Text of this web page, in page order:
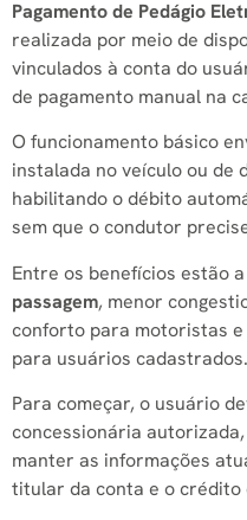
Pagamento de Pedágio
realizada por meio de
vinculados à conta do
de pagamento manual na
O funcionamento básico
instalada no veículo ou de
habilitando o débito
sem que o condutor
Entre os benefícios estão
passagem, menor
conforto para motoristas
para usuários cadastrados.
Para começar, o usuário
concessionária
manter as informações
titular da conta e o crédito